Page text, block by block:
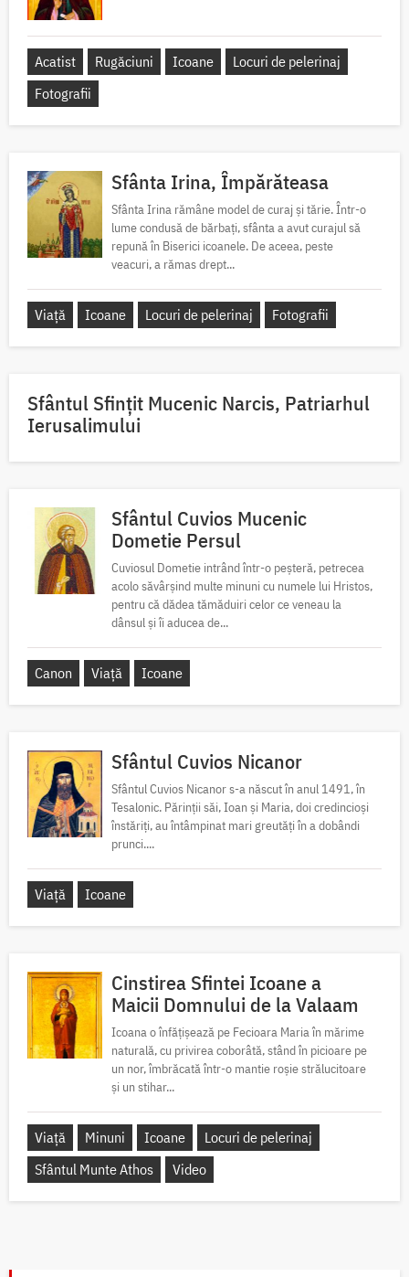
Acatist Rugăciuni Icoane
Locuri de pelerinaj
Fotografii
Sfânta Irina, Împărăteasa
Sfânta Irina rămâne model de curaj și tărie. Într-o
lume condusă de bărbați, sfânta a avut curajul să
repună în Biserici icoanele. De aceea, peste
veacuri, a rămas drept...
Viață Icoane Locuri de pelerinaj Fotografii
Sfântul Sfinţit Mucenic Narcis, Patriarhul
Ierusalimului
Sfântul Cuvios Mucenic
Dometie Persul
Cuviosul Dometie intrând într-o peșteră, petrecea
acolo săvârșind multe minuni cu numele lui Hristos,
pentru că dădea tămăduiri celor ce veneau la
dânsul și îi aducea de...
Canon Viață Icoane
Sfântul Cuvios Nicanor
Sfântul Cuvios Nicanor s-a născut în anul 1491, în
Tesalonic. Părinții săi, Ioan și Maria, doi credincioși
înstăriți, au întâmpinat mari greutăți în a dobândi
prunci....
Viață Icoane
Cinstirea Sfintei Icoane a
Maicii Domnului de la Valaam
Icoana o înfățișează pe Fecioara Maria în mărime
naturală, cu privirea coborâtă, stând în picioare pe
un nor, îmbrăcată într-o mantie roșie strălucitoare
și un stihar...
Viață Minuni Icoane
Locuri de pelerinaj
Sfântul Munte Athos
Video